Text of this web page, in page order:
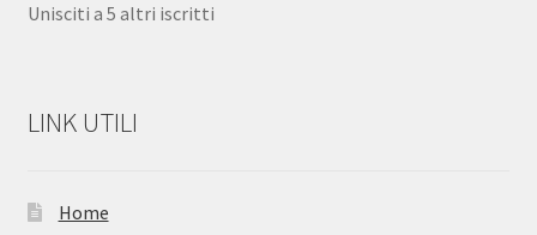
Unisciti a 5 altri iscritti
LINK UTILI
Home